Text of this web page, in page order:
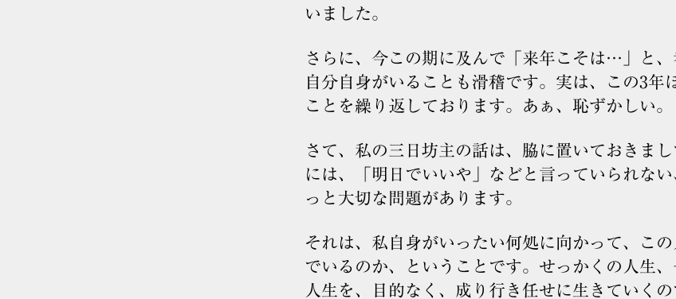
いました。
さらに、今この期に及んで「来年こそは…」と、
自分自身がいることも滑稽です。実は、この3年
ことを繰り返しております。あぁ、恥ずかしい。
さて、私の三日坊主の話は、脇に置いておきま
には、「明日でいいや」などと言っていられない
っと大切な問題があります。
それは、私自身がいったい何処に向かって、こ
でいるのか、ということです。せっかくの人生
人生を、目的なく、成り行き任せに生きていく